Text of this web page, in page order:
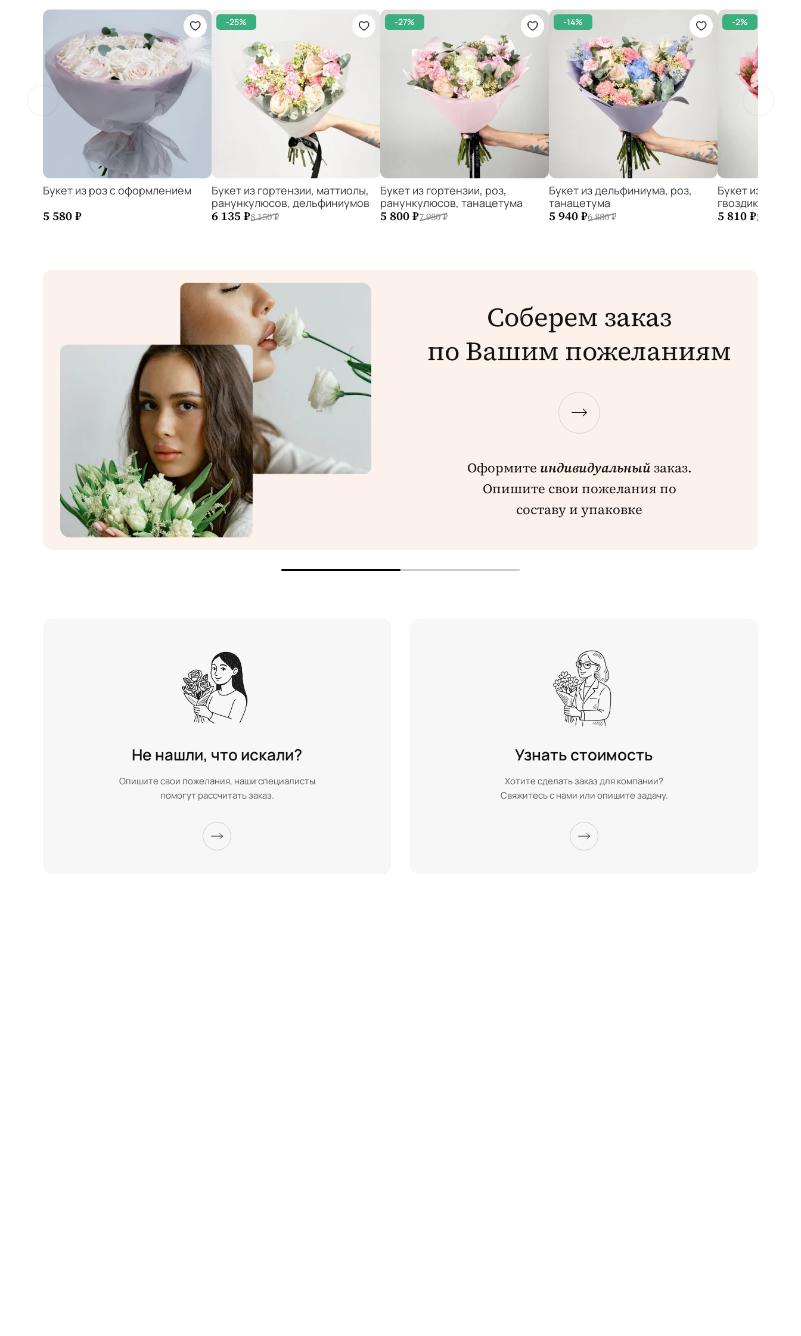
−
Букет из роз с оформлением
5 580 ₽
-25%
− 1 +
Букет из гортензии, маттиолы,
ранункулюсов, дельфиниумов
6 135 ₽8 150 ₽
-27%
− 1 +
Букет из гортензии, роз,
ранункулюсов, танацетума
5 800 ₽7 980 ₽
-14%
− 1
Букет из дельфиниума, роз,
танацетума
5 940 ₽6 880 ₽
-2%
−
Букет из роз
гвоздики,
5 810 ₽5 900 ₽
Соберем заказ
по Вашим пожеланиям
Оформите индивидуальныйзаказ.
Опишите свои пожелания по
составу и упаковке
Не нашли, что искали?
Опишите свои пожелания, наши специалисты
помогут рассчитать заказ.
Узнать стоимость
Хотите сделать заказ для компании?
Свяжитесь с нами или опишите задачу.